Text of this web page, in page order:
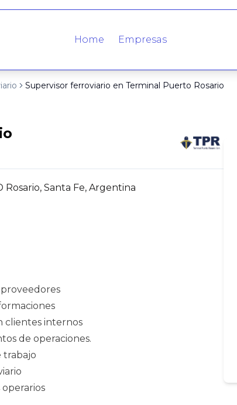
Home Empresas
Supervisor ferroviario en Terminal Puerto Rosario
Rosario, Santa Fe, Argentina
clientes internos
de operaciones.
trabajo